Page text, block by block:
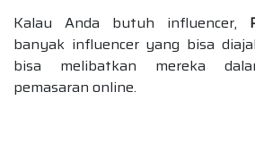
Kalau Anda butuh influencer,
banyak influencer yang bisa
bisa melibatkan mereka
pemasaran online.